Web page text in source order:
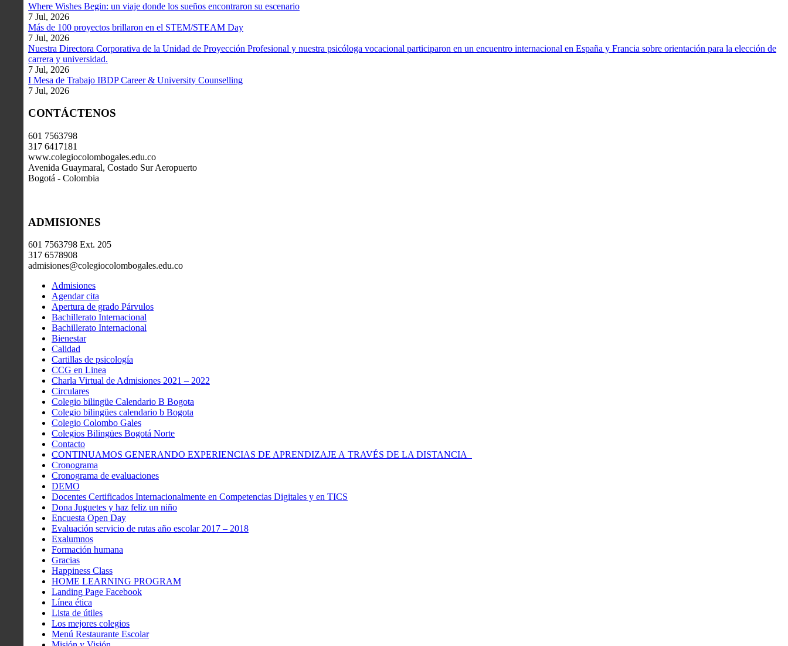
Where Wishes Begin: un viaje donde los sueños encontraron su escenario
7 Jul, 2026
Más de 100 proyectos brillaron en el STEM/STEAM Day
7 Jul, 2026
Nuestra Directora Corporativa de la Unidad de Proyección Profesional y nuestra psicóloga vocacional participaron en un encuentro internacional en España y Francia sobre orientación para la elección de
carrera y universidad.
7 Jul, 2026
I Mesa de Trabajo IBDP Career & University Counselling
7 Jul, 2026
CONTÁCTENOS
601 7563798
317 6417181
www.colegiocolombogales.edu.co
Avenida Guaymaral, Costado Sur Aeropuerto
Bogotá - Colombia
ADMISIONES
601 7563798 Ext. 205
317 6578908
admisiones@colegiocolombogales.edu.co
Admisiones
Agendar cita
Apertura de grado Párvulos
Bachillerato Internacional
Bachillerato Internacional
Bienestar
Calidad
Cartillas de psicología
CCG en Linea
Charla Virtual de Admisiones 2021 – 2022
Circulares
Colegio bilingüe Calendario B Bogota
Colegio bilingües calendario b Bogota
Colegio Colombo Gales
Colegios Bilingües Bogotá Norte
Contacto
CONTINUAMOS GENERANDO EXPERIENCIAS DE APRENDIZAJE A TRAVÉS DE LA DISTANCIA
Cronograma
Cronograma de evaluaciones
DEMO
Docentes Certificados Internacionalmente en Competencias Digitales y en TICS
Dona Juguetes y haz feliz un niño
Encuesta Open Day
Evaluación servicio de rutas año escolar 2017 – 2018
Exalumnos
Formación humana
Gracias
Happiness Class
HOME LEARNING PROGRAM
Landing Page Facebook
Línea ética
Lista de útiles
Los mejores colegios
Menú Restaurante Escolar